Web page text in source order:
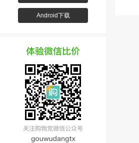
Android下载